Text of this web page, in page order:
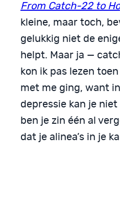
From Catch-22 to
kleine, maar toch,
gelukkig niet de
helpt. Maar ja —
kon ik pas lezen
met me ging, want
depressie kan je
ben je zin één al
dat je alinea’s in je